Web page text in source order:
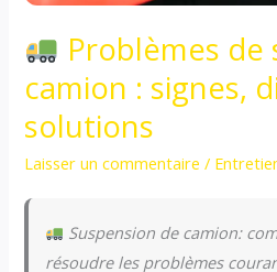
Problèmes de
camion : signes,
solutions
Laisser un commentaire /
Suspension de camion:
résoudre les problèmes